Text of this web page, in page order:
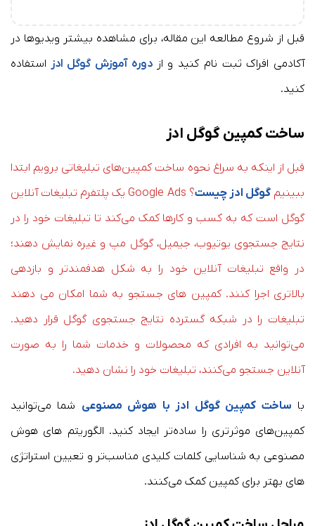
قبل از شروع مطالعه این مقاله، برای مشاهده بیشتر ویدیوها در
آکادمی افراک ثبت نام کنید و از دوره آموزش گوگل ادز استفاده
کنید.
ساخت کمپین گوگل ادز
قبل از اینکه به سراغ نحوه ساخت کمپین‌های تبلیغاتی برویم ابتدا
ببینیمگوگل ادز چیست
؟ Google Ads یک پلتفرم تبلیغات آنلاین
گوگل است که به کسب و کارها کمک می‌کند تا تبلیغات خود را در
نتایج جستجوی یوتیوب، جیمیل، گوگل مپ و غیره نمایش دهند؛
در واقع تبلیغات آنلاین خود را به شکل هدفمندتر و بازدهی
بالاتری اجرا کنند. کمپین های جستجو به شما امکان می دهند
تبلیغات را در شبکه گسترده نتایج جستجوی گوگل قرار دهید.
می‌توانید به افرادی که محصولات و خدمات شما را به صورت
آنلاین جستجو می‌کنند، تبلیغات خود را نشان دهید.
با ساخت کمپین گوگل ادز با هوش مصنوعی شما می‌توانید
کمپین‌های موثرتری را ساده‌تر ایجاد کنید. الگوریتم های هوش
مصنوعی به شناسایی کلمات کلیدی مناسب‌تر و تعیین استراتژی
های بهتر برای کمپین کمک می‌کنند.